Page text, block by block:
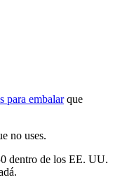
para embalarque
no uses.
dentro de los EE. UU.